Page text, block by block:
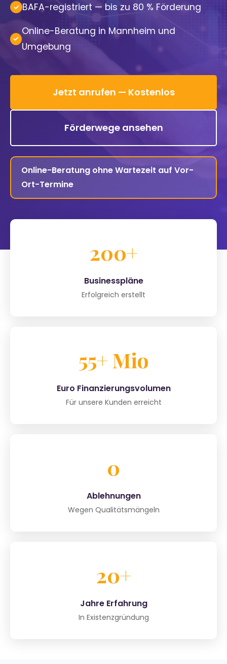
BAFA-registriert — bis zu 80 % Förderung
Online-Beratung in Mannheim und
Umgebung
Jetzt anrufen — Kostenlos
Förderwege ansehen
Online-Beratung ohne Wartezeit auf Vor-
Ort-Termine
200+
Businesspläne
Erfolgreich erstellt
55+ Mio
Euro Finanzierungsvolumen
Für unsere Kunden erreicht
0
Ablehnungen
Wegen Qualitätsmängeln
20+
Jahre Erfahrung
In Existenzgründung